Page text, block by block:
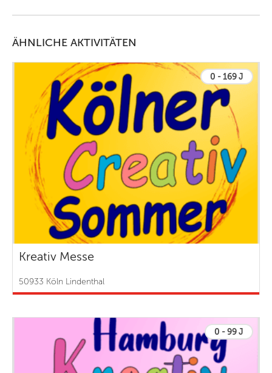
ÄHNLICHE AKTIVITÄTEN
0 - 169 J
Kreativ Messe
50933 Köln Lindenthal
0 - 99 J